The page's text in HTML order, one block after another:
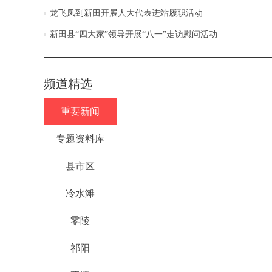
龙飞凤到新田开展人大代表进站履职活动
新田县“四大家”领导开展“八一”走访慰问活动
频道精选
重要新闻
专题资料库
县市区
冷水滩
零陵
祁阳